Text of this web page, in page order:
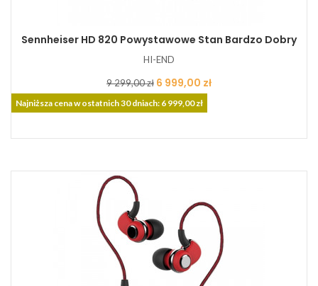
Sennheiser HD 820 Powystawowe Stan Bardzo Dobry
HI-END
Cena
podstawowa
9 299,00 zł Cena
6 999,00 zł
Najniższa cena w ostatnich 30 dniach: 6 999,00 zł